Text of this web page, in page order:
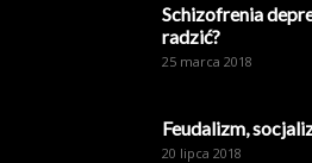
Schizofrenia
radzić?
25 marca 2018
Feudalizm,
20 lipca 2018